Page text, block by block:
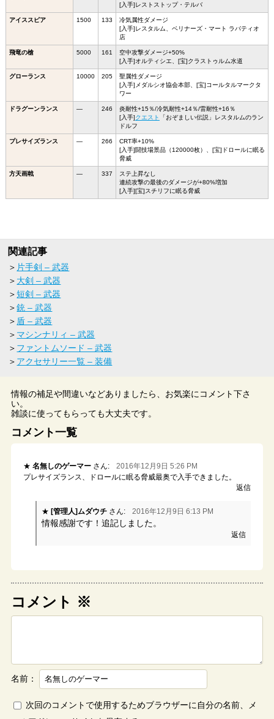
[入手]レストストップ・テルバ
アイススピア 1500 133
冷気属性ダメージ
[入手]レスタルム、ベリナーズ・マート ラバティオ
店
飛竜の槍 5000 161
空中攻撃ダメージ+50%
[入手]オルティシエ、[宝]クラストゥルム水道
グローランス 10000 205
聖属性ダメージ
[入手]メダルシオ協会本部、[宝]コールタルマークタ
ワー
ドラグーンランス ― 246
炎耐性+15％/冷気耐性+14％/雷耐性+16％
[入手]クエスト
「おぞましい伝説」レスタルムのラン
ドルフ
プレサイズランス ― 266
CRT率+10%
[入手]闘技場景品（120000枚）、[宝]ドロールに眠る
脅威
方天画戟 ― 337
ステ上昇なし
連続攻撃の最後のダメージが+80%増加
[入手][宝]スチリフに眠る脅威
関連記事
片手剣 – 武器
大剣 – 武器
短剣 – 武器
銃 – 武器
盾 – 武器
マシンナリィ – 武器
ファントムソード – 武器
アクセサリー一覧 – 装備
情報の補足や間違いなどありましたら、お気楽にコメント下さ
い。
雑談に使ってもらっても大丈夫です。
コメント一覧
名無しのゲーマー さん:
2016年12月9日 5:26 PM
プレサイズランス、ドロールに眠る脅威最奥で入手できました。
返信
[管理人]ムダウチ さん: 2016年12月9日 6:13 PM
情報感謝です！追記しました。
返信
コメント ※
名前：
次回のコメントで使用するためブラウザーに自分の名前、メ